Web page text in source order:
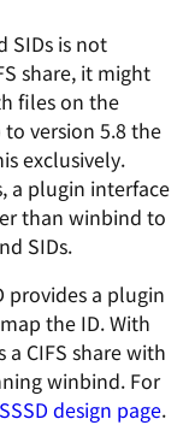
SIDs is not
share, it might
files on the
to version 5.8 the
exclusively.
a plugin interface
than winbind to
SIDs.
provides a plugin
the ID. With
a CIFS share with
winbind. For
SSSD design page.